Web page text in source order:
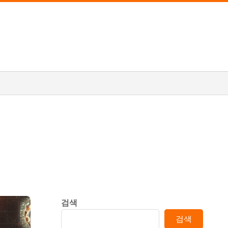
검색
검색